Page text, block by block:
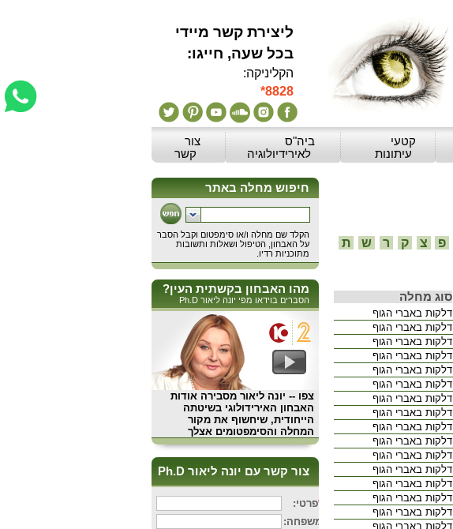
ליצירת קשר מיידי
:בכל שעה, חייגו
הקליניקה:
*8828
צור
קשר
ביה"ס
לאירידיולוגיה
קטעי
עיתונות
מהו האבחון בקשתית העין?
הסברים בוידאו מפי יונה ליאור Ph.D
צפו -- יונה ליאור מסבירה אודות
האבחון האירידולוגי בשיטתה
הייחודית, שיחשוף את מקור
המחלה והסימפטומים אצלך
צור קשר עם יונה ליאור Ph.D
פ צ ק ר ש
ת
סוג מחלה
דלקות באברי הגוף
דלקות באברי הגוף
דלקות באברי הגוף
דלקות באברי הגוף
דלקות באברי הגוף
דלקות באברי הגוף
דלקות באברי הגוף
דלקות באברי הגוף
דלקות באברי הגוף
דלקות באברי הגוף
דלקות באברי הגוף
דלקות באברי הגוף
דלקות באברי הגוף
דלקות באברי הגוף
דלקות באברי הגוף
דלקות באברי הגוף